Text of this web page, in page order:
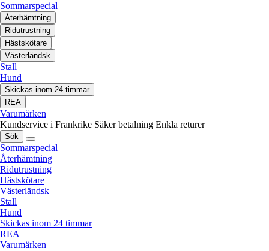
Sommarspecial
Återhämtning
Ridutrustning
Hästskötare
Västerländsk
Stall
Hund
Skickas inom 24 timmar
REA
Varumärken
Kundservice i Frankrike Säker betalning Enkla returer
Sök
Sommarspecial
Återhämtning
Ridutrustning
Hästskötare
Västerländsk
Stall
Hund
Skickas inom 24 timmar
REA
Varumärken